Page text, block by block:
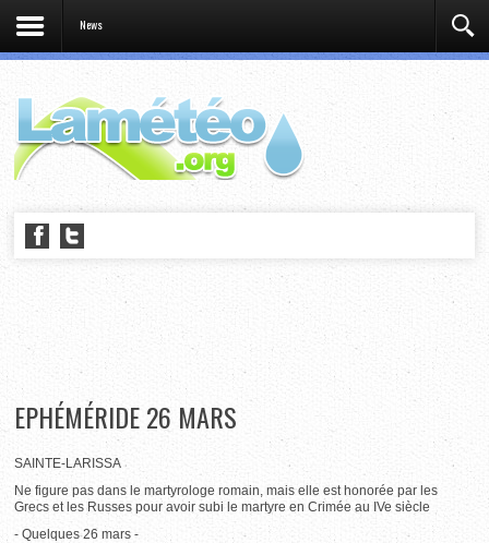
News
EPHÉMÉRIDE 26 MARS
SAINTE-LARISSA
Ne figure pas dans le martyrologe romain, mais elle est honorée par les
Grecs et les Russes pour avoir subi le martyre en Crimée au IVe siècle
- Quelques 26 mars -